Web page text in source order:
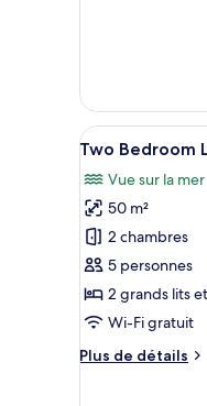
chambre
Cocoon
Room
Private
Garden
Afficher
toutes
les
photos
pour
ce
type
de
chambre :
Two
15
Two Bedroom
Vue sur la mer
50 m²
2 chambres
5 personnes
2 grands lits
Wi-Fi gratuit
Plus de détails
Plus